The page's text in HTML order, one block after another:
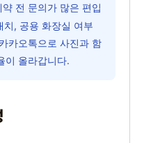
전 문의가 많은 편입
치, 공용 화장실 여부
카오톡으로 사진과 함
이 올라갑니다.